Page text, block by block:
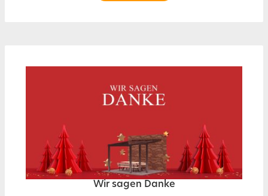
Wir sagen Danke